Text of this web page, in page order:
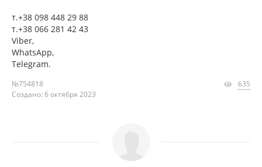
т.+38 098 448 29 88
т.+38 066 281 42 43
Viber,
WhatsApp,
Telegram.
№754818
Создано: 6 октября 2023
635